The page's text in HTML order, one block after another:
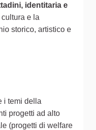
identitaria e
e la
storico, artistico e
i temi della
progetti ad alto
(progetti di welfare